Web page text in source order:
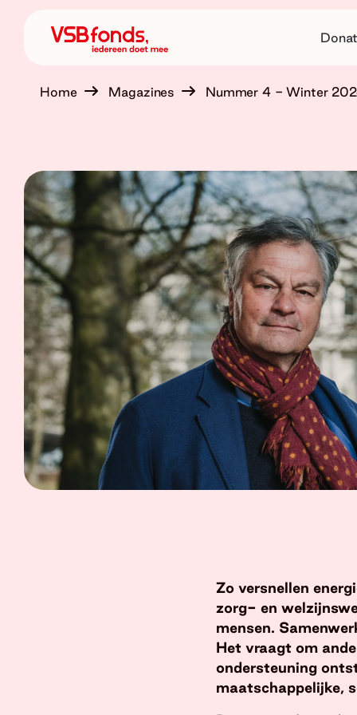
Home Magazines Nummer 4 - Winter
Zo versnellen
zorg- en
mensen.
Het vraagt om
ondersteuning
maatschappelijke,